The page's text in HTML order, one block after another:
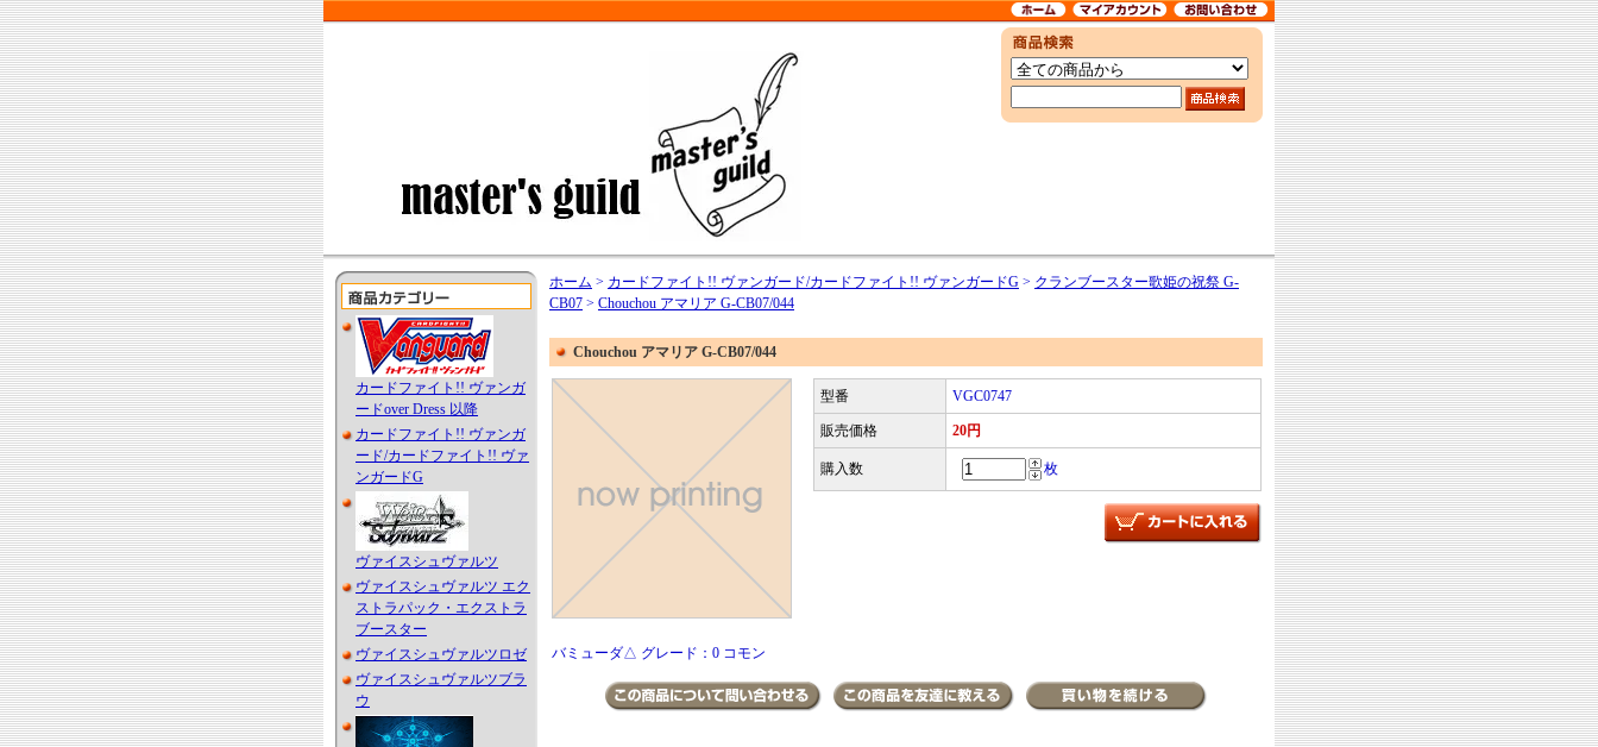
カードファイト!! ヴァンガ
ードover Dress 以降
カードファイト!! ヴァンガ
ード/カードファイト!! ヴァ
ンガードG
ヴァイスシュヴァルツ
ヴァイスシュヴァルツ エク
ストラパック・エクストラ
ブースター
ヴァイスシュヴァルツロゼ
ヴァイスシュヴァルツブラ
ウ
ホーム > カードファイト!! ヴァンガード/カードファイト!! ヴァンガードG > クランブースター歌姫の祝祭 G-
CB07 > Chouchou アマリア G-CB07/044
Chouchou アマリア G-CB07/044
型番 VGC0747
販売価格 20円
購入数 枚
バミューダ△ グレード：0 コモン